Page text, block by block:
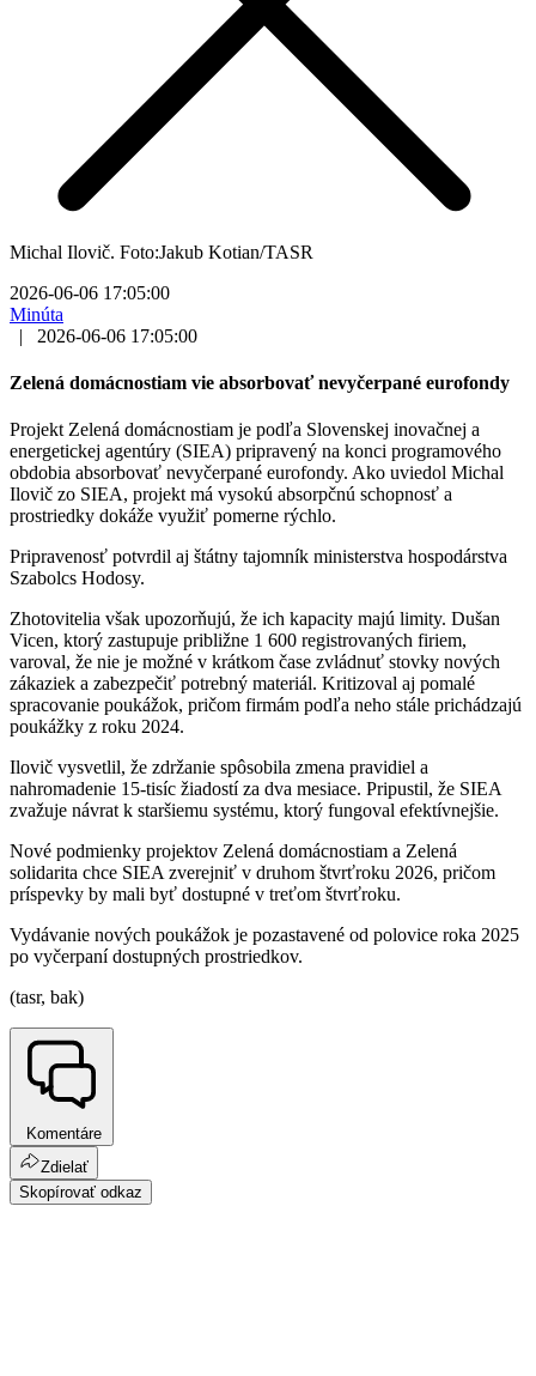
Michal Ilovič. Foto:Jakub Kotian/TASR
2026-06-06 17:05:00
Minúta
|
2026-06-06 17:05:00
Zelená domácnostiam vie absorbovať nevyčerpané eurofondy
Projekt Zelená domácnostiam je podľa Slovenskej inovačnej a
energetickej agentúry (SIEA) pripravený na konci programového
obdobia absorbovať nevyčerpané eurofondy. Ako uviedol Michal
Ilovič zo SIEA, projekt má vysokú absorpčnú schopnosť a
prostriedky dokáže využiť pomerne rýchlo.
Pripravenosť potvrdil aj štátny tajomník ministerstva hospodárstva
Szabolcs Hodosy.
Zhotovitelia však upozorňujú, že ich kapacity majú limity. Dušan
Vicen, ktorý zastupuje približne 1 600 registrovaných firiem,
varoval, že nie je možné v krátkom čase zvládnuť stovky nových
zákaziek a zabezpečiť potrebný materiál. Kritizoval aj pomalé
spracovanie poukážok, pričom firmám podľa neho stále prichádzajú
poukážky z roku 2024.
Ilovič vysvetlil, že zdržanie spôsobila zmena pravidiel a
nahromadenie 15-tisíc žiadostí za dva mesiace. Pripustil, že SIEA
zvažuje návrat k staršiemu systému, ktorý fungoval efektívnejšie.
Nové podmienky projektov Zelená domácnostiam a Zelená
solidarita chce SIEA zverejniť v druhom štvrťroku 2026, pričom
príspevky by mali byť dostupné v treťom štvrťroku.
Vydávanie nových poukážok je pozastavené od polovice roka 2025
po vyčerpaní dostupných prostriedkov.
(tasr, bak)
Komentáre
Zdielať
Skopírovať odkaz